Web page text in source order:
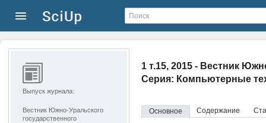
1 т.15, 2015 - Вестник
Серия: Компьютерные
Основное Содержание
Выпуск журнала:
Вестник Южно-Уральского
государственного